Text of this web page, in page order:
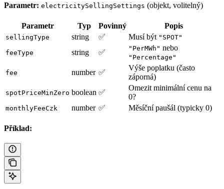
Parametr: electricitySellingSettings (objekt, volitelný)
Parametr Typ Povinný Popis
sellingType string ✅ Musí být "SPOT"
feeType string ✅ "PerMWh" nebo
"Percentage"
fee number ✅
Výše poplatku (často
záporná)
spotPriceMinZero boolean ✅
Omezit minimální cenu na
0?
monthlyFeeCzk number ✅ Měsíční paušál (typicky 0)
Příklad: